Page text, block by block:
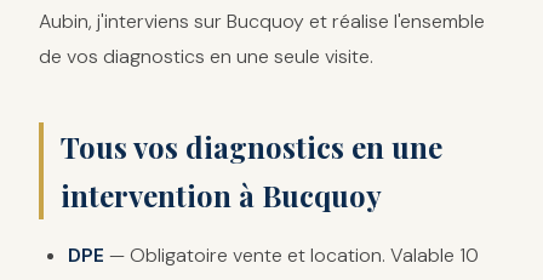
Aubin, j'interviens sur Bucquoy et réalise l'ensemble
de vos diagnostics en une seule visite.
Tous vos diagnostics en une
intervention à Bucquoy
DPE — Obligatoire vente et location. Valable 10